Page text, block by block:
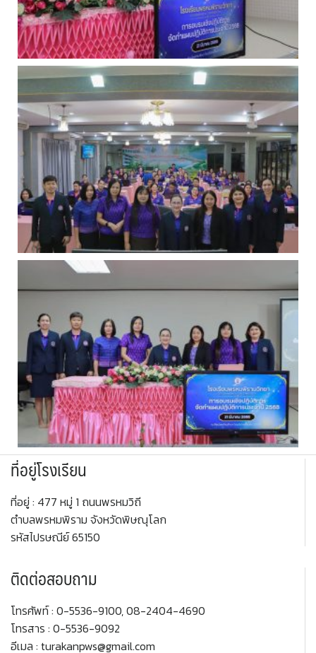
ที่อยู่โรงเรียน
ที่อยู่ : 477 หมู่ 1 ถนนพรหมวิถี
ตำบลพรหมพิราม จังหวัดพิษณุโลก
รหัสไปรษณีย์ 65150
ติดต่อสอบถาม
โทรศัพท์ : 0-5536-9100, 08-2404-4690
โทรสาร : 0-5536-9092
อีเมล : turakanpws@gmail.com